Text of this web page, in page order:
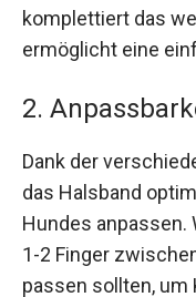
komplettiert das
ermöglicht eine
2.
Dank der
das Halsband
Hundes anpassen.
1-2 Finger
passen sollten,